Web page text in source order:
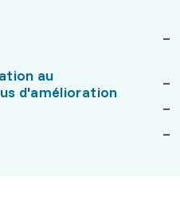
au
d'amélioration